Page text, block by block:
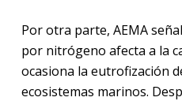
Por otra parte, AEMA
por nitrógeno afecta a la
ocasiona la eutrofización
ecosistemas marinos.